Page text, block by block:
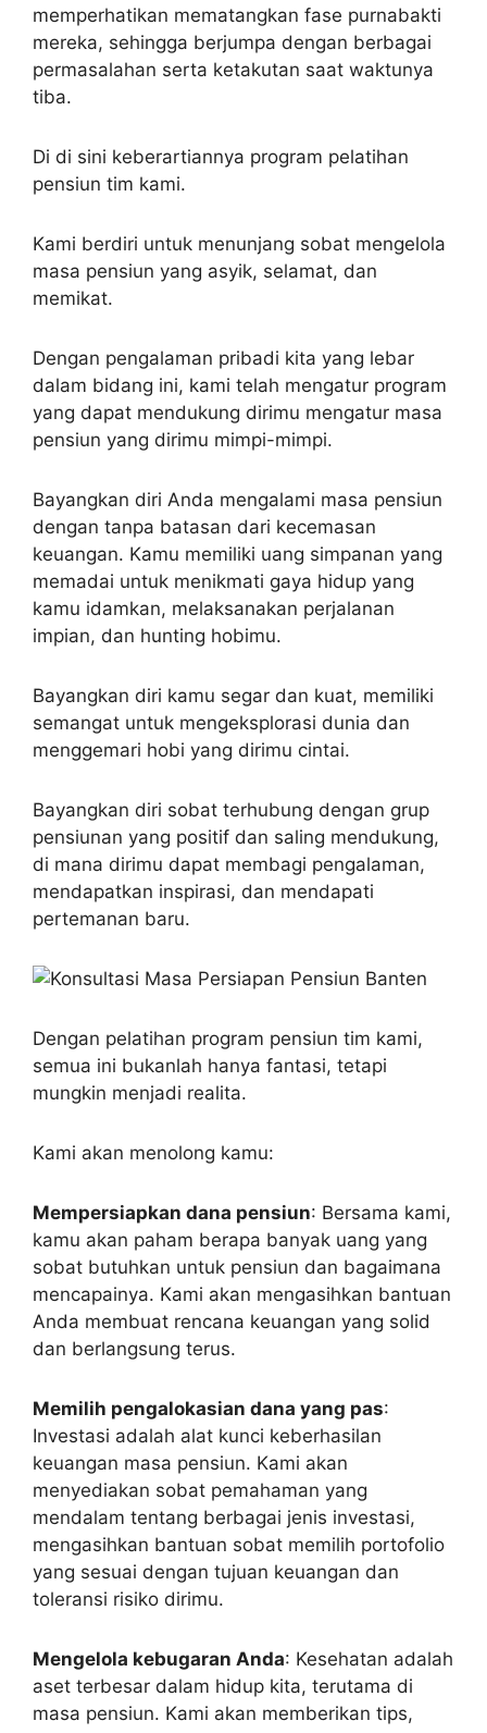
memperhatikan mematangkan fase purnabakti
mereka, sehingga berjumpa dengan berbagai
permasalahan serta ketakutan saat waktunya
tiba.
Di di sini keberartiannya program pelatihan
pensiun tim kami.
Kami berdiri untuk menunjang sobat mengelola
masa pensiun yang asyik, selamat, dan
memikat.
Dengan pengalaman pribadi kita yang lebar
dalam bidang ini, kami telah mengatur program
yang dapat mendukung dirimu mengatur masa
pensiun yang dirimu mimpi-mimpi.
Bayangkan diri Anda mengalami masa pensiun
dengan tanpa batasan dari kecemasan
keuangan. Kamu memiliki uang simpanan yang
memadai untuk menikmati gaya hidup yang
kamu idamkan, melaksanakan perjalanan
impian, dan hunting hobimu.
Bayangkan diri kamu segar dan kuat, memiliki
semangat untuk mengeksplorasi dunia dan
menggemari hobi yang dirimu cintai.
Bayangkan diri sobat terhubung dengan grup
pensiunan yang positif dan saling mendukung,
di mana dirimu dapat membagi pengalaman,
mendapatkan inspirasi, dan mendapati
pertemanan baru.
Dengan pelatihan program pensiun tim kami,
semua ini bukanlah hanya fantasi, tetapi
mungkin menjadi realita.
Kami akan menolong kamu:
Mempersiapkan dana pensiun: Bersama kami,
kamu akan paham berapa banyak uang yang
sobat butuhkan untuk pensiun dan bagaimana
mencapainya. Kami akan mengasihkan bantuan
Anda membuat rencana keuangan yang solid
dan berlangsung terus.
Memilih pengalokasian dana yang pas:
Investasi adalah alat kunci keberhasilan
keuangan masa pensiun. Kami akan
menyediakan sobat pemahaman yang
mendalam tentang berbagai jenis investasi,
mengasihkan bantuan sobat memilih portofolio
yang sesuai dengan tujuan keuangan dan
toleransi risiko dirimu.
Mengelola kebugaran Anda: Kesehatan adalah
aset terbesar dalam hidup kita, terutama di
masa pensiun. Kami akan memberikan tips,